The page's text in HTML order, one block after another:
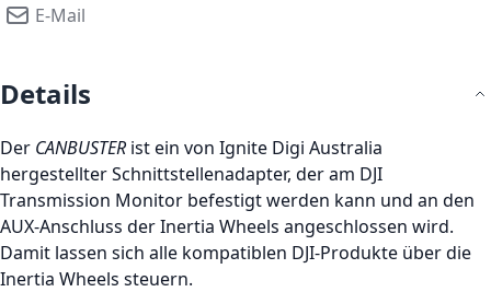
E-Mail
Details
Der CANBUSTER ist ein von Ignite Digi Australia
hergestellter Schnittstellenadapter, der am DJI
Transmission Monitor befestigt werden kann und an den
AUX-Anschluss der Inertia Wheels angeschlossen wird.
Damit lassen sich alle kompatiblen DJI-Produkte über die
Inertia Wheels steuern.